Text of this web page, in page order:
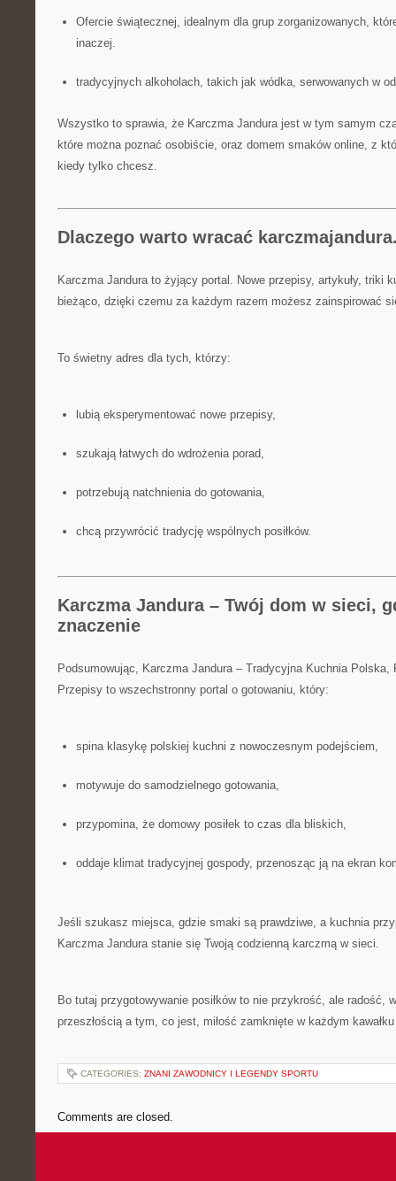
Ofercie świątecznej, idealnym dla grup zorganizowanych,
inaczej.
tradycyjnych alkoholach, takich jak wódka, serwowanych w
Wszystko to sprawia, że Karczma Jandura jest w tym samym
które można poznać osobiście, oraz domem smaków online, z
kiedy tylko chcesz.
Dlaczego warto wracać
Karczma Jandura to żyjący portal. Nowe przepisy, artykuły, triki
bieżąco, dzięki czemu za każdym razem możesz zainspirować
To świetny adres dla tych, którzy:
lubią eksperymentować nowe przepisy,
szukają łatwych do wdrożenia porad,
potrzebują natchnienia do gotowania,
chcą przywrócić tradycję wspólnych posiłków.
Karczma Jandura – Twój dom w sieci,
znaczenie
Podsumowując, Karczma Jandura – Tradycyjna Kuchnia Polska,
Przepisy to wszechstronny portal o gotowaniu, który:
spina klasykę polskiej kuchni z nowoczesnym podejściem,
motywuje do samodzielnego gotowania,
przypomina, że domowy posiłek to czas dla bliskich,
oddaje klimat tradycyjnej gospody, przenosząc ją na ekran
Jeśli szukasz miejsca, gdzie smaki są prawdziwe, a kuchnia
Karczma Jandura stanie się Twoją codzienną karczmą w sieci.
Bo tutaj przygotowywanie posiłków to nie przykrość, ale radość,
przeszłością a tym, co jest, miłość zamknięte w każdym
CATEGORIES: ZNANI ZAWODNICY I LEGENDY SPORTU
Comments are closed.